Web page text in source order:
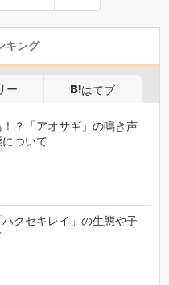
キング
ー はてブ
？「アオサギ」の鳴き声
ついて
クセキレイ」の生態や子